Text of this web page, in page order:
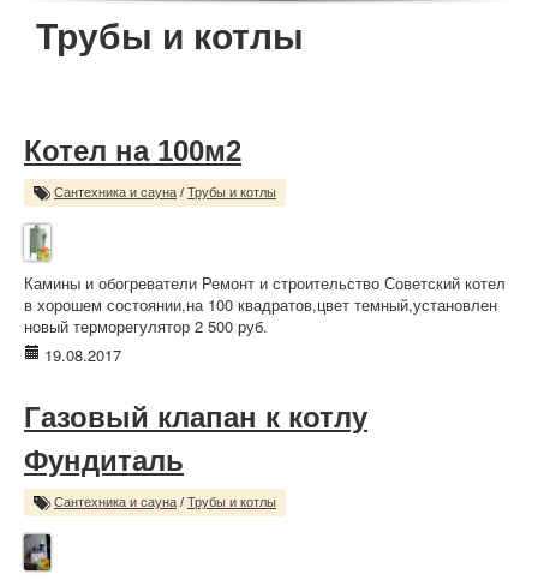
Трубы и котлы
Котел на 100м2
Сантехника и сауна / Трубы и котлы
Камины и обогреватели Ремонт и строительство Советский котел
в хорошем состоянии,на 100 квадратов,цвет темный,установлен
новый терморегулятор 2 500 руб.
19.08.2017
Газовый клапан к котлу
Фундиталь
Сантехника и сауна / Трубы и котлы